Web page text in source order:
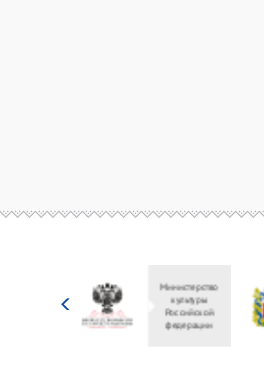
Министерство
культуры
Российской
федерации